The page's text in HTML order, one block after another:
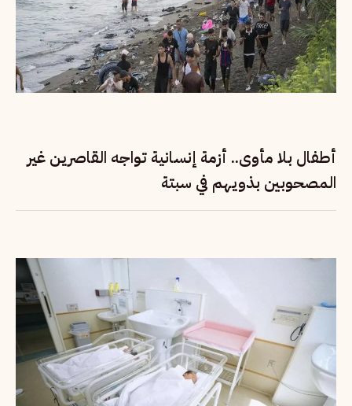
أطفال بلا مأوى.. أزمة إنسانية تواجه القاصرين غير
المصحوبين بذويهم في سبتة